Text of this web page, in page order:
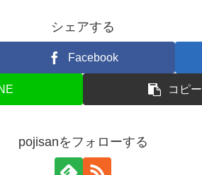
シェアする
Facebook
コピー
pojisanをフォローする